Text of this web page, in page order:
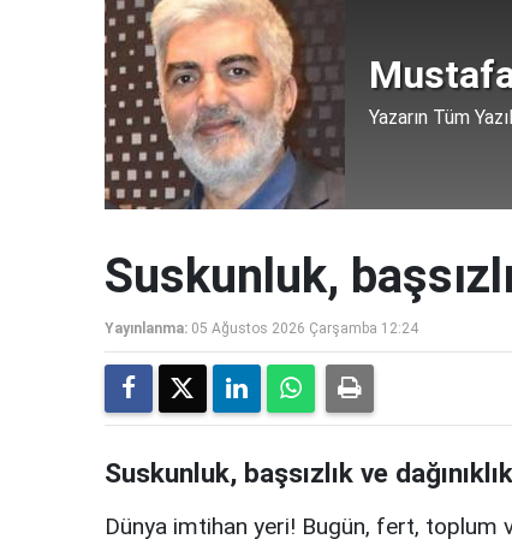
Yazarın Tüm
Suskunluk,
Yayınlanma: 05 Ağustos 2026 Çarşamba 12:24
Suskunluk, başsızlık ve
Dünya imtihan yeri! Bugün, fert, toplum